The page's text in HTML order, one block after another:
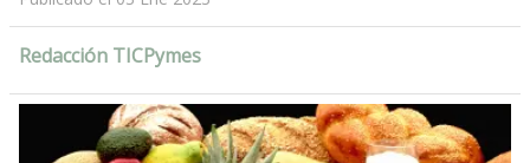
Redacción TICPymes